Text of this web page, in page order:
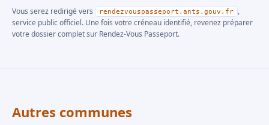
Vous serez redirigé vers rendezvouspasseport.ants.gouv.fr
,
service public officiel. Une fois votre créneau identifié, revenez préparer
votre dossier complet sur Rendez-Vous Passeport.
Autres communes